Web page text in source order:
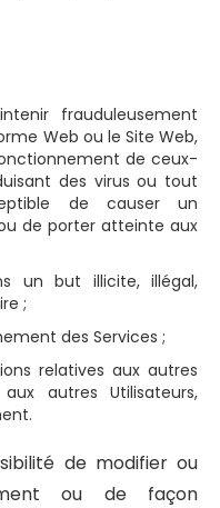
frauduleusement
Web ou le Site Web,
de ceux-
des virus ou tout
de causer un
de porter atteinte aux
un but illicite, illégal,
;
des Services ;
relatives aux autres
autres Utilisateurs,
de modifier ou
ou de façon